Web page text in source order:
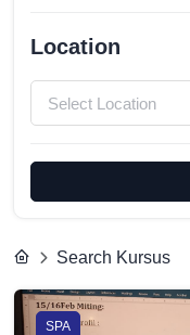
Location
Search Kursus
SPA